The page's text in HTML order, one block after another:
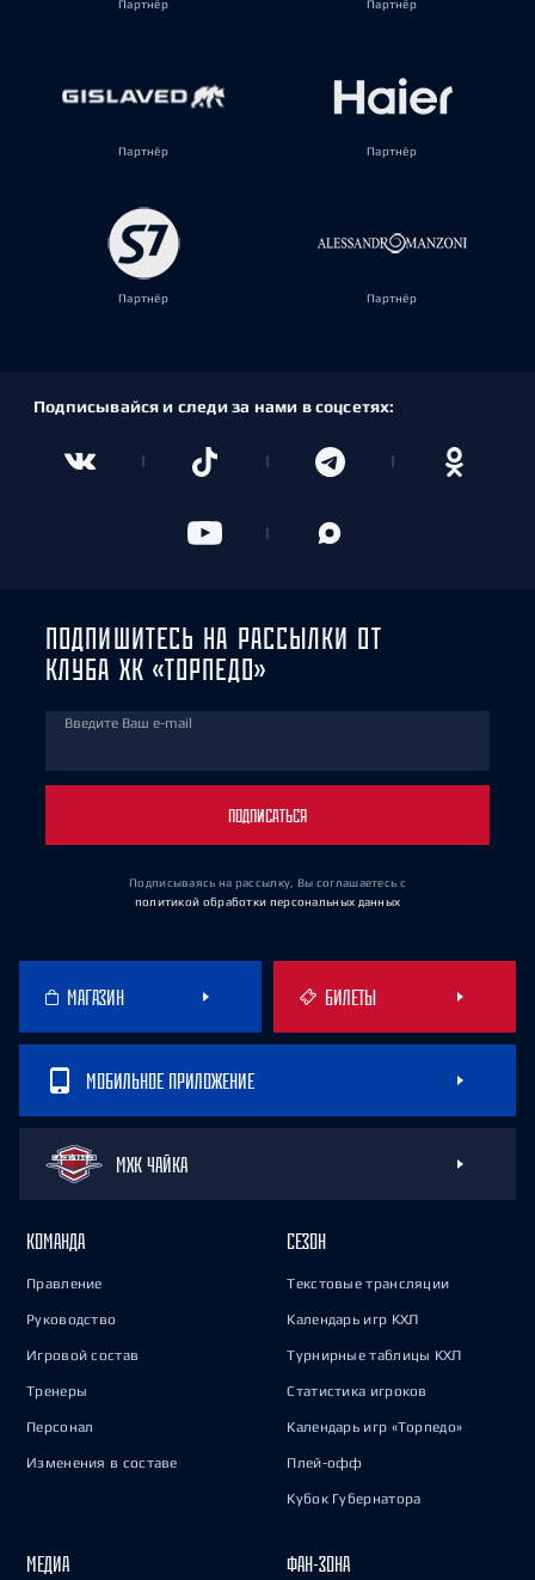
Партнёр Партнёр
Партнёр Партнёр
Партнёр Партнёр
Подписывайся и следи за нами в соцсетях:
ПОДПИШИТЕСЬ НА РАССЫЛКИ ОТ
КЛУБА ХК «ТОРПЕДО»
Введите Ваш e-mail
ПОДПИСАТЬСЯ
Подписываясь на рассылку, Вы соглашаетесь с
политикой обработки персональных данных
МАГАЗИН БИЛЕТЫ
МОБИЛЬНОЕ ПРИЛОЖЕНИЕ
МХК ЧАЙКА
КОМАНДА
Правление
Руководство
Игровой состав
Тренеры
Персонал
Изменения в составе
СЕЗОН
Текстовые трансляции
Календарь игр КХЛ
Турнирные таблицы КХЛ
Статистика игроков
Календарь игр «Торпедо»
Плей-офф
Кубок Губернатора
МЕДИА ФАН-ЗОНА